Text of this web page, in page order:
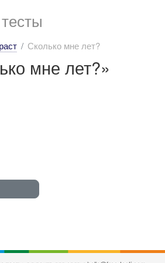
Сколько мне лет?
мне лет?»